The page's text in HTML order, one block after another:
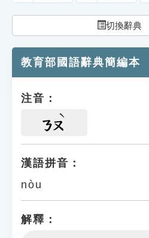
貓頭鷹博士
切換辭典
教育部國語辭典簡編本
注音：
ㄋㄡ
漢語拼音：
nòu
解釋：